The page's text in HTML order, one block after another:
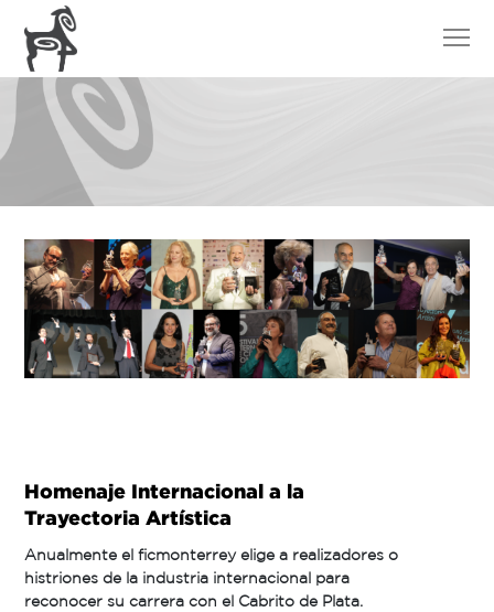
Homenaje Internacional a la
Trayectoria Artística
Anualmente el ficmonterrey elige a realizadores o
histriones de la industria internacional para
reconocer su carrera con el Cabrito de Plata.